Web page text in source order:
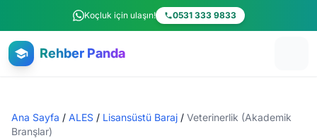
Ana içeriğe atlaKoçluk için ulaşın! 0531 333 9833
Rehber Panda
Ana Sayfa / ALES / Lisansüstü Baraj / Veterinerlik (Akademik
Branşlar)